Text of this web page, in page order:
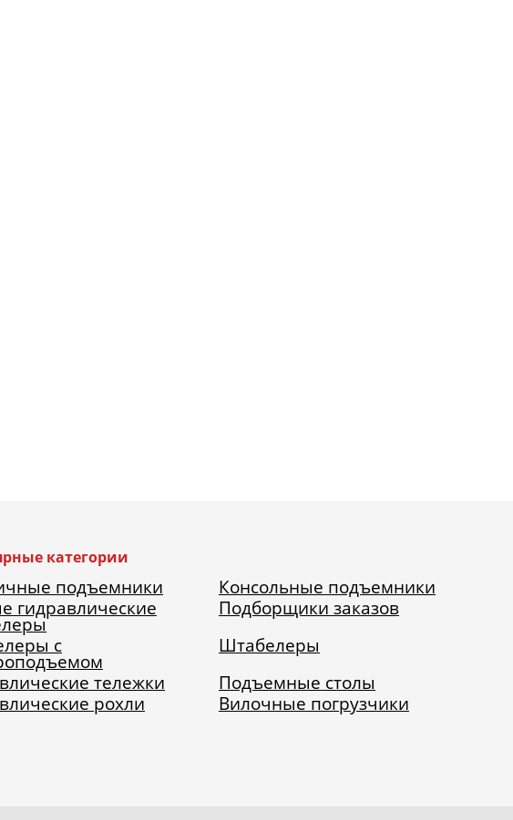
категории
подъемники
Консольные подъемники
гидравлические
Подборщики заказов
с
Штабелеры
тележки
Подъемные столы
рохли
Вилочные погрузчики